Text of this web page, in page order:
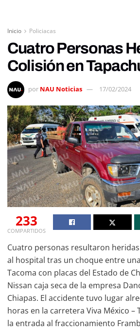
Inicio Policiacas
Cuatro Personas
Colisión en
por NAU Noticias 17/02/2024
233
COMPARTIDOS
Cuatro personas resultaron
al hospital tras un choque entre
Tacoma con placas del Estado de
Nissan caja seca de la empresa
Chiapas. El accidente tuvo lugar
horas en la carretera Viva México –
la entrada al fraccionamiento